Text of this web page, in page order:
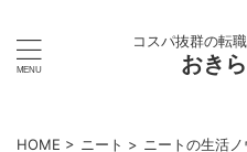
コスパ抜群の転
おき
HOME > ニート > ニートの生活ノ